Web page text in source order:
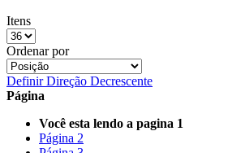
Quenox
Ripoint
Sekonic
Itens
Ordenar por
Definir Direção Decrescente
Página
Você esta lendo a pagina 1
Página 2